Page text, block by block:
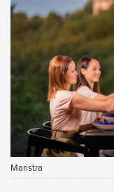
Maristra